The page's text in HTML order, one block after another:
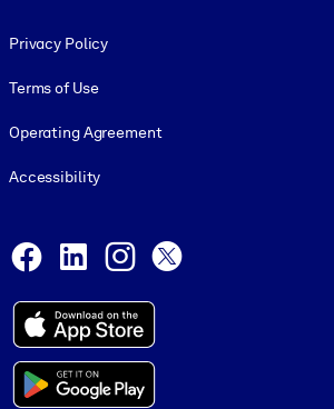
Privacy Policy
Terms of Use
Operating Agreement
Accessibility
Facebook
LinkedInInstagram